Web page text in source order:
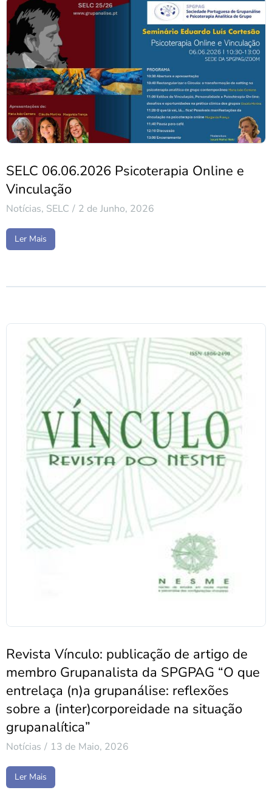
SELC 06.06.2026 Psicoterapia Online e
Vinculação
Notícias, SELC 2 de Junho, 2026
Ler Mais
Revista Vínculo: publicação de artigo de
membro Grupanalista da SPGPAG “O que
entrelaça (n)a grupanálise: reflexões
sobre a (inter)corporeidade na situação
grupanalítica”
Notícias 13 de Maio, 2026
Ler Mais